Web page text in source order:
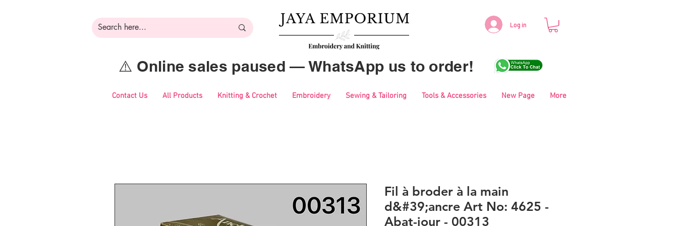
Log in
⚠️ Online sales paused — WhatsApp us to order!
Contact Us All Products Knitting & Crochet Embroidery Sewing & Tailoring Tools & Accessories New Page More
Fil à broder à la main
d&#39;ancre Art No: 4625 -
Abat-jour - 00313